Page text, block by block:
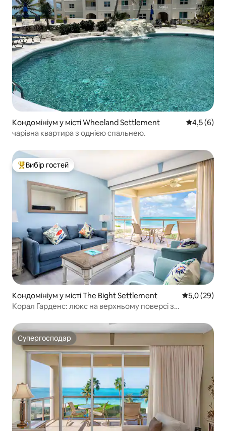
Кондомініум у місті Wheeland Settlement Середня
4,5 (6)
чарівна квартира з однією спальнею.
Топ вибір гостей
Вибір гостей
Кондомініум у місті The Bight Settlement Середня
5,0 (29)
Корал Гарденс: люкс на верхньому поверсі з
Супергосподар
Супергосподар